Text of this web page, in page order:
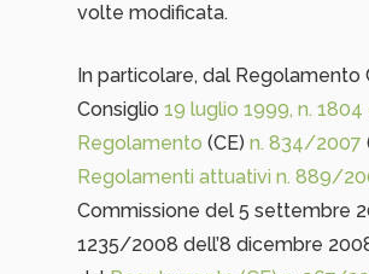
volte modificata.
In particolare, dal Regolamento
Consiglio 19 luglio 1999, n. 1804
Regolamento (CE) n. 834/2007
Regolamenti attuativi n. 889/
Commissione del 5 settembre
1235/2008 dell’8 dicembre